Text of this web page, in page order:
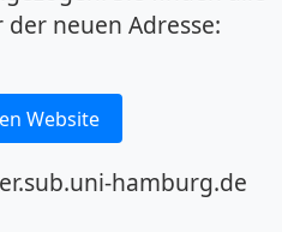
neuen Adresse:
Website
hamburg.de